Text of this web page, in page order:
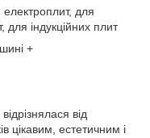
електроплит, для
для індукційних плит
+
від
цікавим, естетичним і